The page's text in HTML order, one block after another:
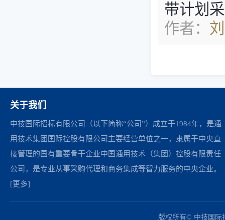
带计划
作者：
关于我们
中技国际招标有限公司（以下简称“公司”）成立于1984年，是通
用技术集团国际控股有限公司主要经营单位之一，隶属于中央直
接管理的国有重要骨干企业中国通用技术（集团）控股有限责任
公司，是专业从事采购代理和商务集成等智力服务的中央企业。
[更多]
版权所有© 中技国际